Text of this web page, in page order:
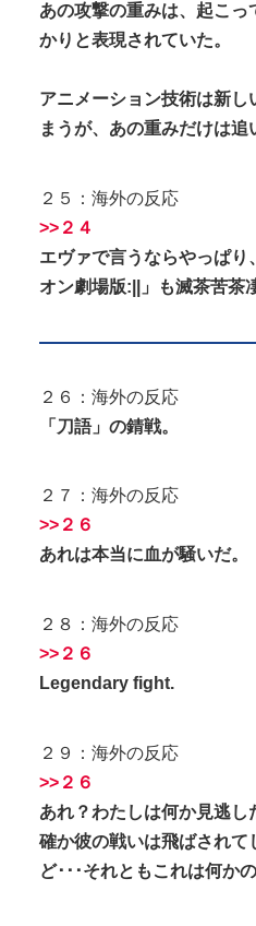
あの攻撃の重みは、起こっ
かりと表現されていた。
アニメーション技術は新し
まうが、あの重みだけは追
２５：海外の反応
>>２４
エヴァで言うならやっぱり
オン劇場版:||」も滅茶苦茶
２６：海外の反応
「刀語」の錆戦。
２７：海外の反応
>>２６
あれは本当に血が騒いだ。
２８：海外の反応
>>２６
Legendary fight.
２９：海外の反応
>>２６
あれ？わたしは何か見逃し
確か彼の戦いは飛ばされて
ど･･･それともこれは何か